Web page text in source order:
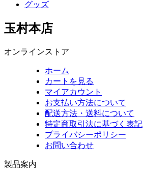
グッズ
玉村本店
オンラインストア
ホーム
カートを見る
マイアカウント
お支払い方法について
配送方法・送料について
特定商取引法に基づく表記
プライバシーポリシー
お問い合わせ
製品案内